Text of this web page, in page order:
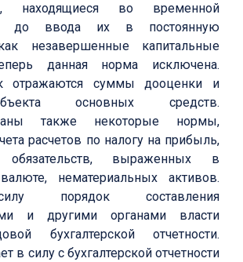
находящиеся во временной
до ввода их в постоянную
незавершенные капитальные
данная норма исключена.
отражаются суммы дооценки и
основных средств.
также некоторые нормы,
расчетов по налогу на прибыль,
выраженных в
нематериальных активов.
порядок составления
и другими органами власти
бухгалтерской отчетности.
в силу с бухгалтерской отчетности